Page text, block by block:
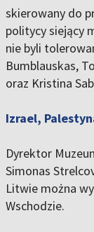
skierowany do
politycy siejący
nie byli
Bumblauskas,
oraz Kristina
Izrael,
Dyrektor
Simonas
Litwie można
Wschodzie.